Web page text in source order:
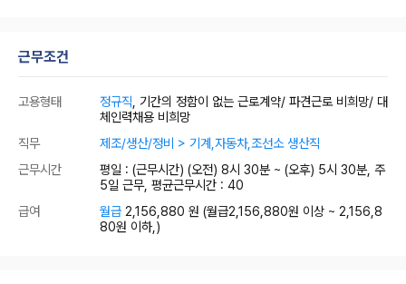
근무조건
고용형태 정규직 , 기간의 정함이 없는 근로계약/ 파견근로 비희망/ 대
체인력채용 비희망
직무
제조/생산/정비 > 기계,자동차,조선소 생산직
근무시간
평일 : (근무시간) (오전) 8시 30분 ~ (오후) 5시 30분, 주
5일 근무, 평균근무시간 : 40
급여
월급 2,156,880 원 (월급2,156,880원 이상 ~ 2,156,8
80원 이하,)